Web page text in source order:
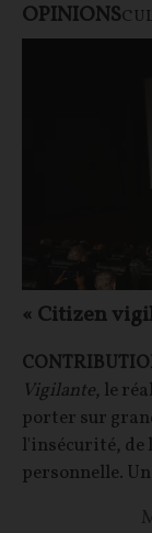
OPINIONS
« Citizen
Vigilante, le
porter sur
l'insécurité, de
personnelle.